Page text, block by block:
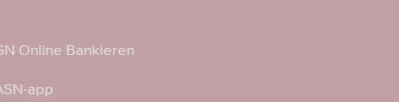
Online Bankieren
app